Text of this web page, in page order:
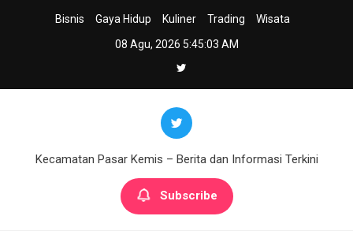
Bisnis Gaya Hidup Kuliner Trading
Wisata
08 Agu, 2026 5:45:03 AM
Kecamatan Pasar Kemis – Berita dan Informasi Terkini
Subscribe